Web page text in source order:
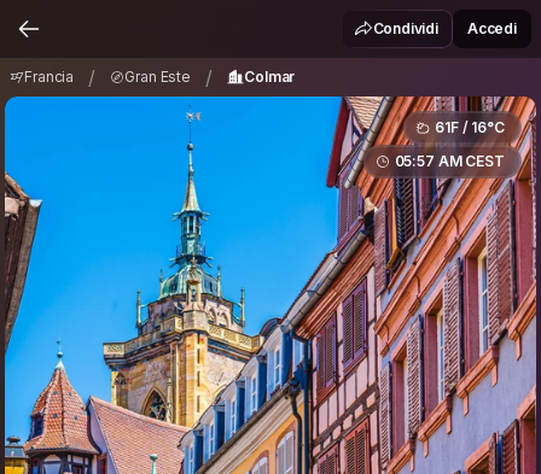
Colmar Condividi Accedi
Francia / Gran Este / Colmar
61F / 16°C
05:57 AM CEST